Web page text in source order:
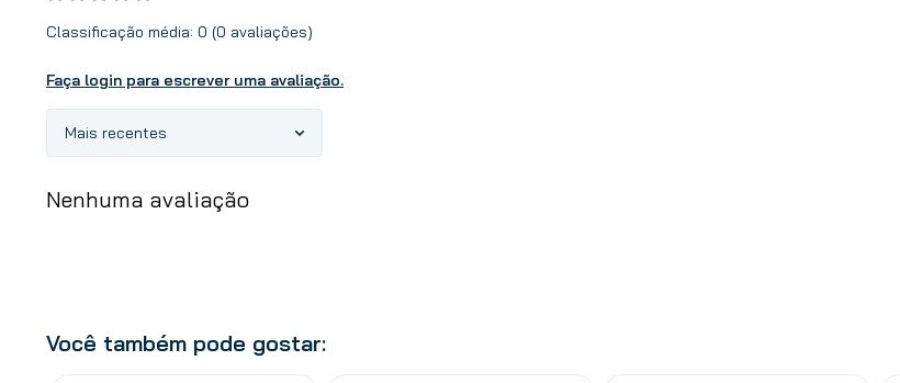
Classificação média: 0 (0 avaliações)
Faça login para escrever uma avaliação.
Mais recentes
Nenhuma avaliação
Você também pode gostar: